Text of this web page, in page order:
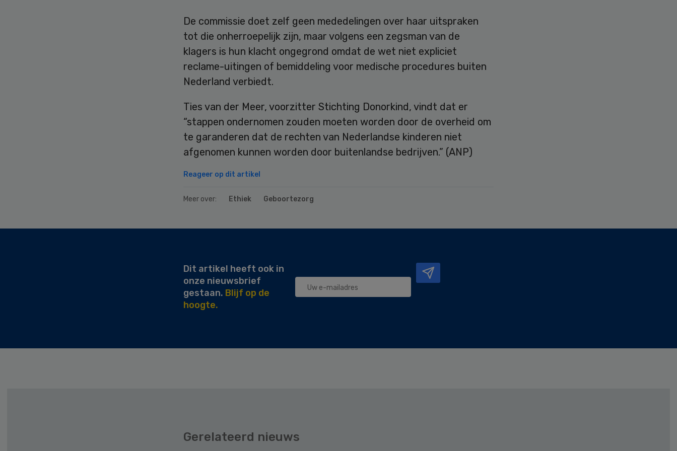
De commissie doet zelf geen mededelingen over haar uitspraken
tot die onherroepelijk zijn, maar volgens een zegsman van de
klagers is hun klacht ongegrond omdat de wet niet expliciet
reclame-uitingen of bemiddeling voor medische procedures buiten
Nederland verbiedt.
Ties van der Meer, voorzitter Stichting Donorkind, vindt dat er
“stappen ondernomen zouden moeten worden door de overheid om
te garanderen dat de rechten van Nederlandse kinderen niet
afgenomen kunnen worden door buitenlandse bedrijven.” (ANP)
Reageer op dit artikel
Meer over: Ethiek Geboortezorg
Dit artikel heeft ook in
onze nieuwsbrief
gestaan. Blijf op de
hoogte.
Gerelateerd nieuws